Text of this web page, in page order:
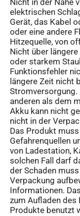
Nicht in der Nähe
elektrischen
Gerät, das Kabel
oder eine andere
Hitzequelle, von
Nicht über
oder starkem
Funktionsfehler
längere Zeit nicht
anderen als dem
Akku kann nicht
nicht in der
Das Produkt
Gefahrenquellen
von Ladestation,
solchen Fall darf
der Schaden
Verpackung
Informationen.
zum Aufladen
Produkte benutzt